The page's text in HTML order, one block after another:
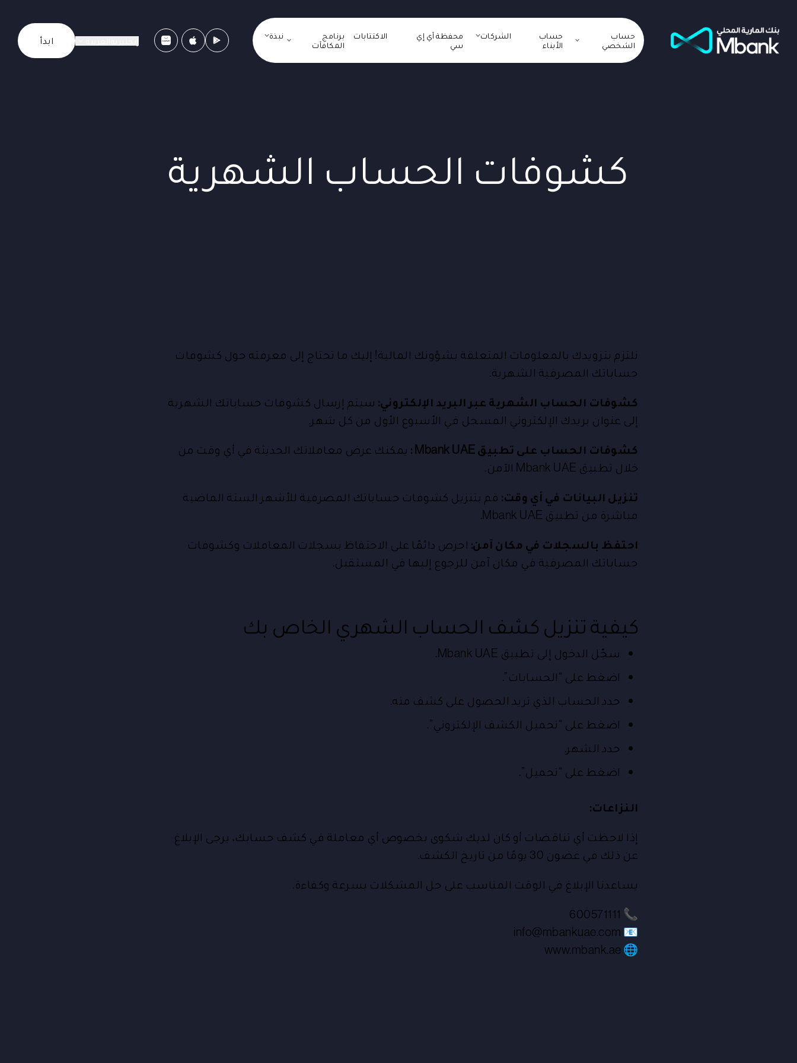
حساب
الشخصي
حساب
الأبناء
الشركات
محفظة آي إي
سي
الاكتتابات
برنامج
المكافآت
نبذة ابدأ
كشوفات الحساب الشهرية
نلتزم بتزويدك بالمعلومات المتعلقة بشؤونك المالية! إليك ما تحتاج إلى معرفته حول كشوفات
حساباتك المصرفية الشهرية.
كشوفات الحساب الشهرية عبر البريد الإلكتروني: سيتم إرسال كشوفات حساباتك الشهرية
إلى عنوان بريدك الإلكتروني المسجل في الأسبوع الأول من كل شهر.
كشوفات الحساب على تطبيق Mbank UAE :
يمكنك عرض معاملاتك الحديثة في أي وقت من
خلال تطبيق Mbank UAE الآمن.
تنزيل البيانات في أي وقت: قم بتنزيل كشوفات حساباتك المصرفية للأشهر الستة الماضية
مباشرة من تطبيق Mbank UAE.
احتفظ بالسجلات في مكان آمن: احرص دائمًا على الاحتفاظ بسجلات المعاملات وكشوفات
حساباتك المصرفية في مكان آمن للرجوع إليها في المستقبل.
كيفية تنزيل كشف الحساب الشهري الخاص بك
سجّل الدخول إلى تطبيق Mbank UAE.
اضغط على “الحسابات”.
حدد الحساب الذي تريد الحصول على كشف منه.
اضغط على “تحميل الكشف الإلكتروني”.
حدد الشهر.
اضغط على “تحميل”.
النزاعات:
إذا لاحظت أي تناقضات أو كان لديك شكوى بخصوص أي معاملة في كشف حسابك، يرجى الإبلاغ
عن ذلك في غضون 30 يومًا من تاريخ الكشف.
يساعدنا الإبلاغ في الوقت المناسب على حل المشكلات بسرعة وكفاءة.
📞 600571111
📧 info@mbankuae.com
🌐 www.mbank.ae